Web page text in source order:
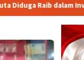
Investasi Emas Bodong